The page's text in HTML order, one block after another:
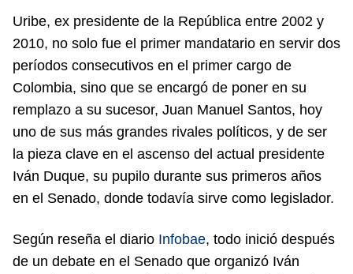
Uribe, ex presidente de la República entre 2002 y
2010, no solo fue el primer mandatario en servir dos
períodos consecutivos en el primer cargo de
Colombia, sino que se encargó de poner en su
remplazo a su sucesor, Juan Manuel Santos, hoy
uno de sus más grandes rivales políticos, y de ser
la pieza clave en el ascenso del actual presidente
Iván Duque, su pupilo durante sus primeros años
en el Senado, donde todavía sirve como legislador.
Según reseña el diario Infobae, todo inició después
de un debate en el Senado que organizó Iván